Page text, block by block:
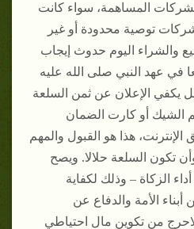
المساهمة، سواء كانت
توصية محدودة أو غير
والشراء اليوم حدوث إيجاب
في عهد النبي صلى الله عليه
يكفي الإعلان عن ثمن السلعة
الشيك أو كارت الضمان
هذا هو القبول والمهم
تكون السلعة حلالا. ويصح
الزكاة – وذلك لكفاية
أبناء الأمة والدفاع عن
من تكوين مال احتياطي